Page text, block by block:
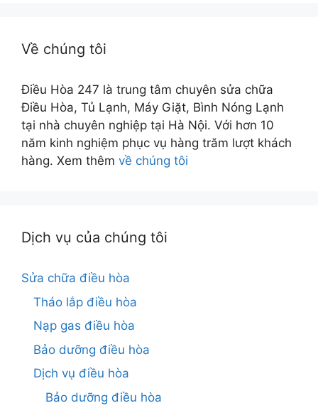
Về chúng tôi
Điều Hòa 247 là trung tâm chuyên sửa chữa
Điều Hòa, Tủ Lạnh, Máy Giặt, Bình Nóng Lạnh
tại nhà chuyên nghiệp tại Hà Nội. Với hơn 10
năm kinh nghiệm phục vụ hàng trăm lượt khách
hàng. Xem thêm về chúng tôi
Dịch vụ của chúng tôi
Sửa chữa điều hòa
Tháo lắp điều hòa
Nạp gas điều hòa
Bảo dưỡng điều hòa
Dịch vụ điều hòa
Bảo dưỡng điều hòa